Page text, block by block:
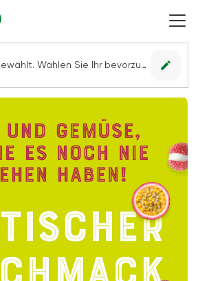
Kein Geschäft ausgewählt. Wählen Sie Ihr bevorzugtes Geschäft, um alle Angebote sehen zu können. edit